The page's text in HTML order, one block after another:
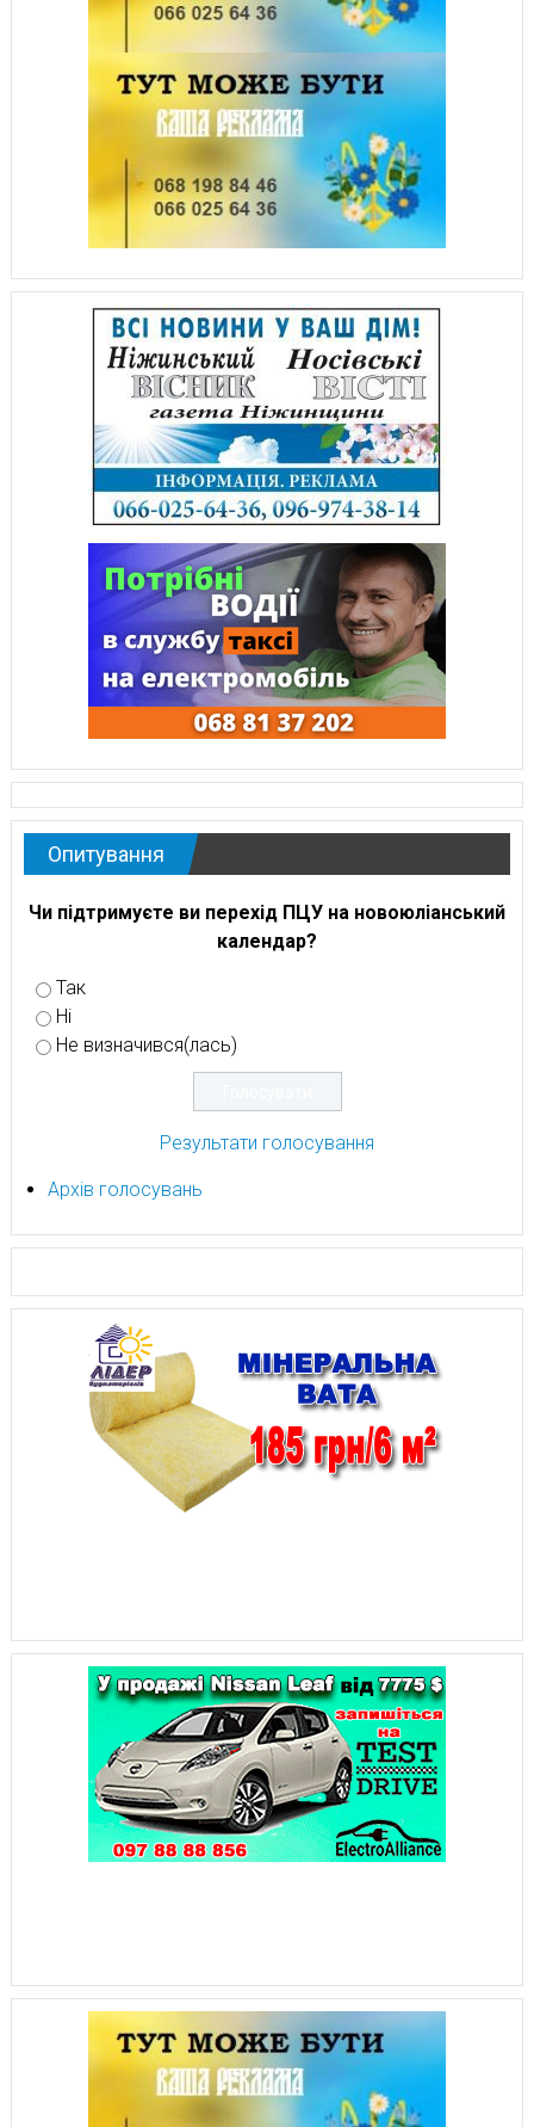
Опитування
Чи підтримуєте ви перехід ПЦУ на новоюліанський
календар?
Так
Ні
Не визначився(лась)
Результати голосування
Архів голосувань